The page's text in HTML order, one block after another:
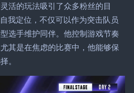
活的玩法吸引了众多粉丝的目
我定位，不仅可以作为突击队员
选手维护同伴。他控制游戏节奏
其是在焦虑的比赛中，他能够保
。